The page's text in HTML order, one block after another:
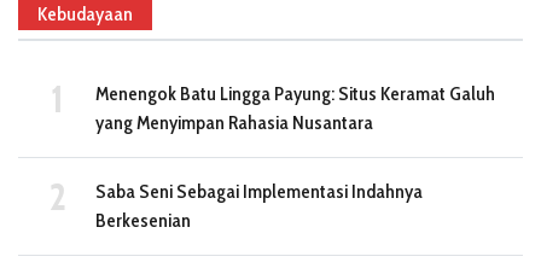
Kebudayaan
Menengok Batu Lingga Payung: Situs Keramat Galuh
yang Menyimpan Rahasia Nusantara
Saba Seni Sebagai Implementasi Indahnya
Berkesenian